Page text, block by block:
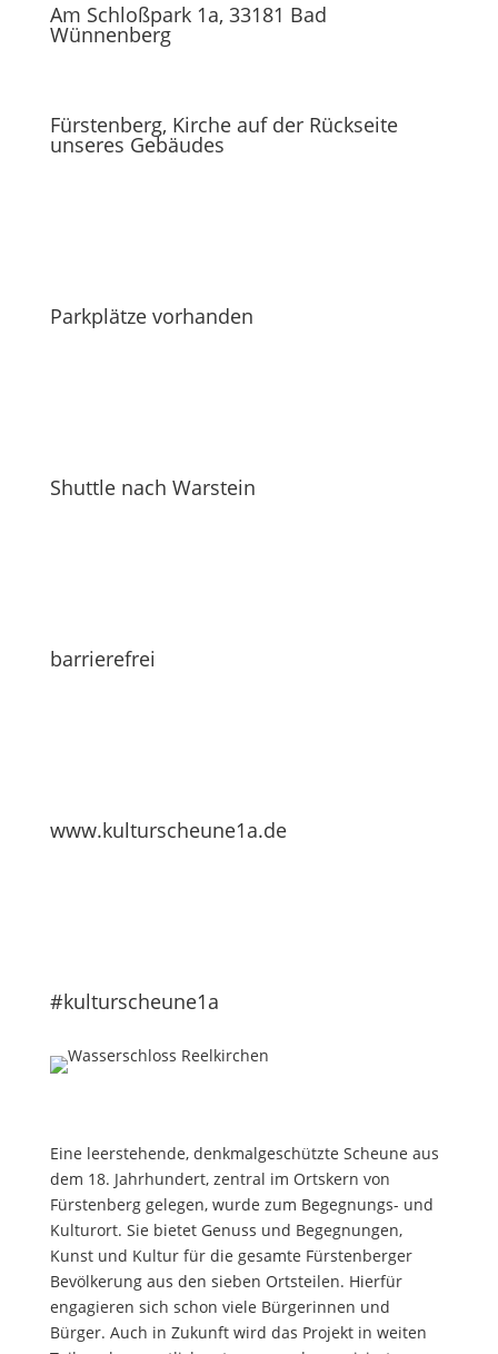
Am Schloßpark 1a, 33181 Bad
Wünnenberg
Fürstenberg, Kirche auf der Rückseite
unseres Gebäudes
Parkplätze vorhanden
Shuttle nach Warstein
barrierefrei
www.kulturscheune1a.de
#kulturscheune1a
Eine leerstehende, denkmalgeschützte Scheune aus
dem 18. Jahrhundert, zentral im Ortskern von
Fürstenberg gelegen, wurde zum Begegnungs- und
Kulturort. Sie bietet Genuss und Begegnungen,
Kunst und Kultur für die gesamte Fürstenberger
Bevölkerung aus den sieben Ortsteilen. Hierfür
engagieren sich schon viele Bürgerinnen und
Bürger. Auch in Zukunft wird das Projekt in weiten